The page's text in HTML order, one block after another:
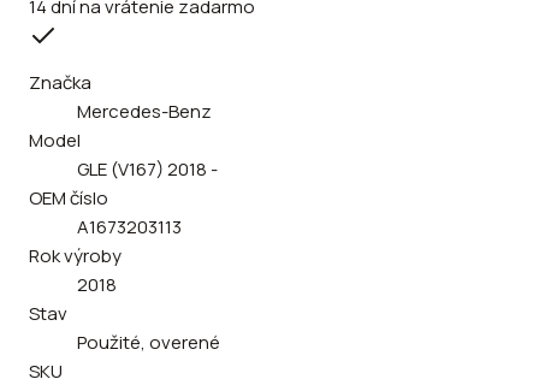
14 dní na vrátenie zadarmo
Značka
Mercedes-Benz
Model
GLE (V167) 2018 -
OEM číslo
A1673203113
Rok výroby
2018
Stav
Použité, overené
SKU